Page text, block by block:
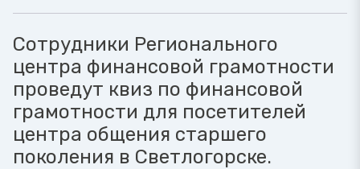
Сотрудники Регионального
центра финансовой грамотности
проведут квиз по финансовой
грамотности для посетителей
центра общения старшего
поколения в Светлогорске.